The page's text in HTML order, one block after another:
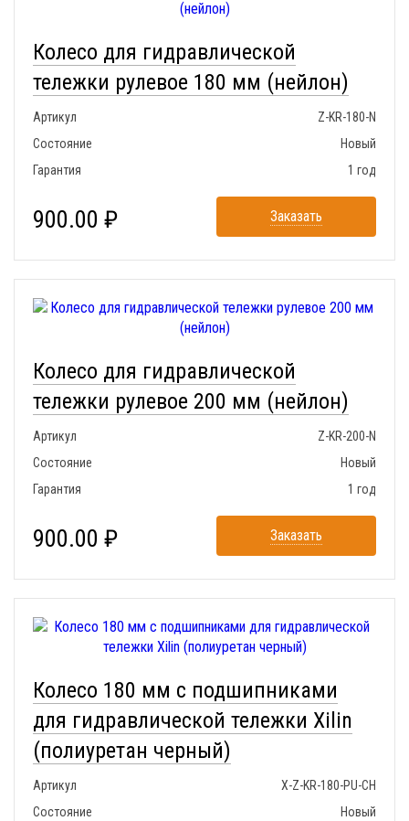
Колесо для гидравлической
тележки рулевое 180 мм (нейлон)
Артикул
Z-KR-180-N
Состояние
Новый
Гарантия
1 год
900.00 ₽ Заказать
Колесо для гидравлической
тележки рулевое 200 мм (нейлон)
Артикул
Z-KR-200-N
Состояние
Новый
Гарантия
1 год
900.00 ₽ Заказать
Колесо 180 мм с подшипниками
для гидравлической тележки Xilin
(полиуретан черный)
Артикул
X-Z-KR-180-PU-CH
Состояние
Новый